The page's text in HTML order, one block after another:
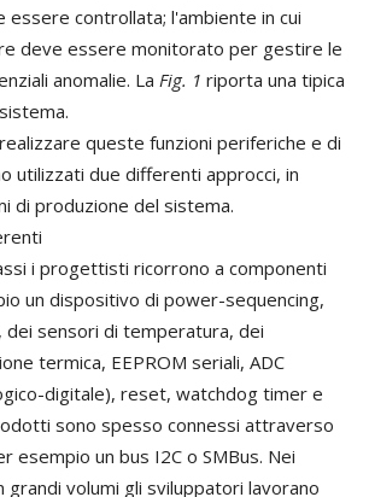
controllata; l'ambiente in cui
deve essere monitorato per gestire le
anomalie. La Fig. 1 riporta una tipica
queste funzioni periferiche e di
utilizzati due differenti approcci, in
di produzione del sistema.
i progettisti ricorrono a componenti
un dispositivo di power-sequencing,
dei sensori di temperatura, dei
termica, EEPROM seriali, ADC
digitale), reset, watchdog timer e
sono spesso connessi attraverso
esempio un bus I2C o SMBus. Nei
volumi gli sviluppatori lavorano